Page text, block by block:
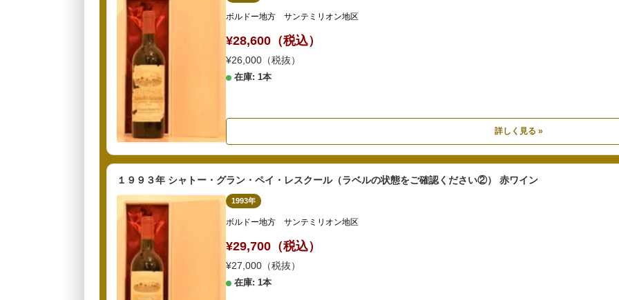
ボルドー地方 サンテミリオン地区
¥28,600（税込）
¥26,000（税抜）
在庫: 1本
詳しく見る »
１９９３年 シャトー・グラン・ペイ・レスクール（ラベルの状態をご確認ください②） 赤ワイン
1993年
ボルドー地方 サンテミリオン地区
¥29,700（税込）
¥27,000（税抜）
在庫: 1本